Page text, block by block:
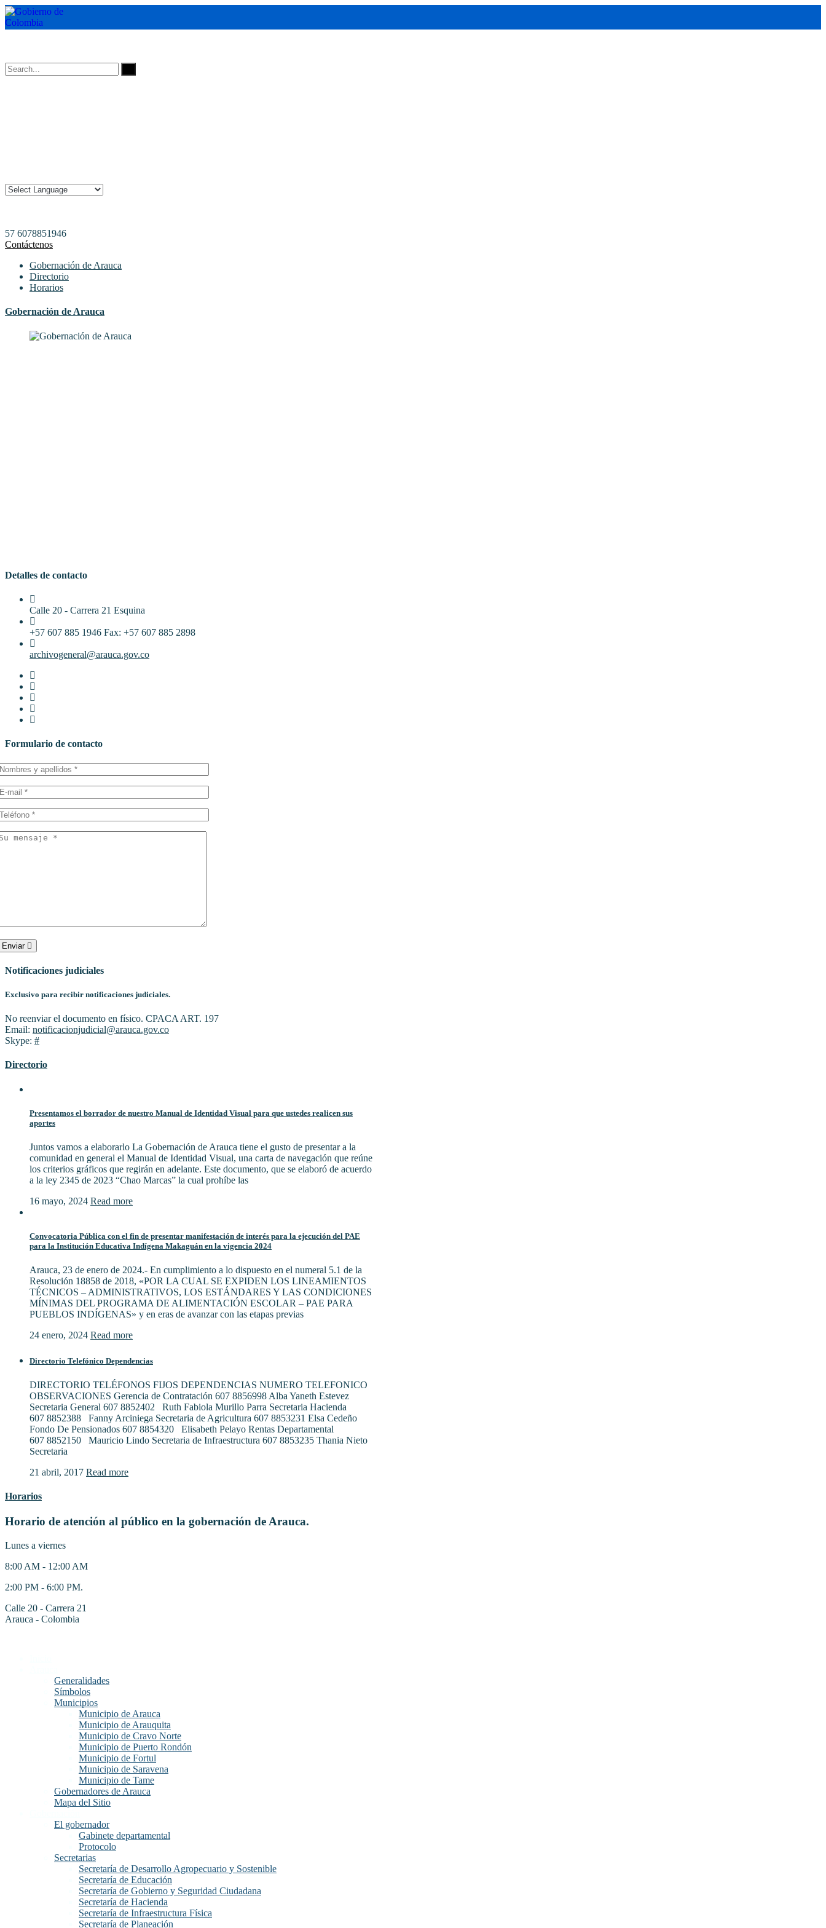
57 6078851946
Contáctenos
Gobernación de Arauca
Directorio
Horarios
Gobernación de Arauca
Detalles de contacto
Calle 20 - Carrera 21 Esquina
+57 607 885 1946 Fax: +57 607 885 2898
archivogeneral@arauca.gov.co
Formulario de contacto
Enviar
Notificaciones judiciales
Exclusivo para recibir notificaciones judiciales.
No reenviar el documento en físico. CPACA ART. 197
Email: notificacionjudicial@arauca.gov.co
Skype: #
Directorio
Presentamos el borrador de nuestro Manual de Identidad Visual para que ustedes realicen sus
aportes
Juntos vamos a elaborarlo La Gobernación de Arauca tiene el gusto de presentar a la
comunidad en general el Manual de Identidad Visual, una carta de navegación que reúne
los criterios gráficos que regirán en adelante. Este documento, que se elaboró de acuerdo
a la ley 2345 de 2023 “Chao Marcas” la cual prohíbe las
16 mayo, 2024 Read more
Convocatoria Pública con el fin de presentar manifestación de interés para la ejecución del PAE
para la Institución Educativa Indígena Makaguán en la vigencia 2024
Arauca, 23 de enero de 2024.- En cumplimiento a lo dispuesto en el numeral 5.1 de la
Resolución 18858 de 2018, «POR LA CUAL SE EXPIDEN LOS LINEAMIENTOS
TÉCNICOS – ADMINISTRATIVOS, LOS ESTÁNDARES Y LAS CONDICIONES
MÍNIMAS DEL PROGRAMA DE ALIMENTACIÓN ESCOLAR – PAE PARA
PUEBLOS INDÍGENAS» y en eras de avanzar con las etapas previas
24 enero, 2024 Read more
Directorio Telefónico Dependencias
DIRECTORIO TELÉFONOS FIJOS DEPENDENCIAS NUMERO TELEFONICO
OBSERVACIONES Gerencia de Contratación 607 8856998 Alba Yaneth Estevez
Secretaria General 607 8852402 Ruth Fabiola Murillo Parra Secretaria Hacienda
607 8852388 Fanny Arciniega Secretaria de Agricultura 607 8853231 Elsa Cedeño
Fondo De Pensionados 607 8854320 Elisabeth Pelayo Rentas Departamental
607 8852150 Mauricio Lindo Secretaria de Infraestructura 607 8853235 Thania Nieto
Secretaria
21 abril, 2017 Read more
Horarios
Horario de atención al público en la gobernación de Arauca.
Lunes a viernes
8:00 AM - 12:00 AM
2:00 PM - 6:00 PM.
Calle 20 - Carrera 21
Arauca - Colombia
Generalidades
Símbolos
Municipios
Municipio de Arauca
Municipio de Arauquita
Municipio de Cravo Norte
Municipio de Puerto Rondón
Municipio de Fortul
Municipio de Saravena
Municipio de Tame
Gobernadores de Arauca
Mapa del Sitio
El gobernador
Gabinete departamental
Protocolo
Secretarias
Secretaría de Desarrollo Agropecuario y Sostenible
Secretaría de Educación
Secretaría de Gobierno y Seguridad Ciudadana
Secretaría de Hacienda
Secretaría de Infraestructura Física
Secretaría de Planeación